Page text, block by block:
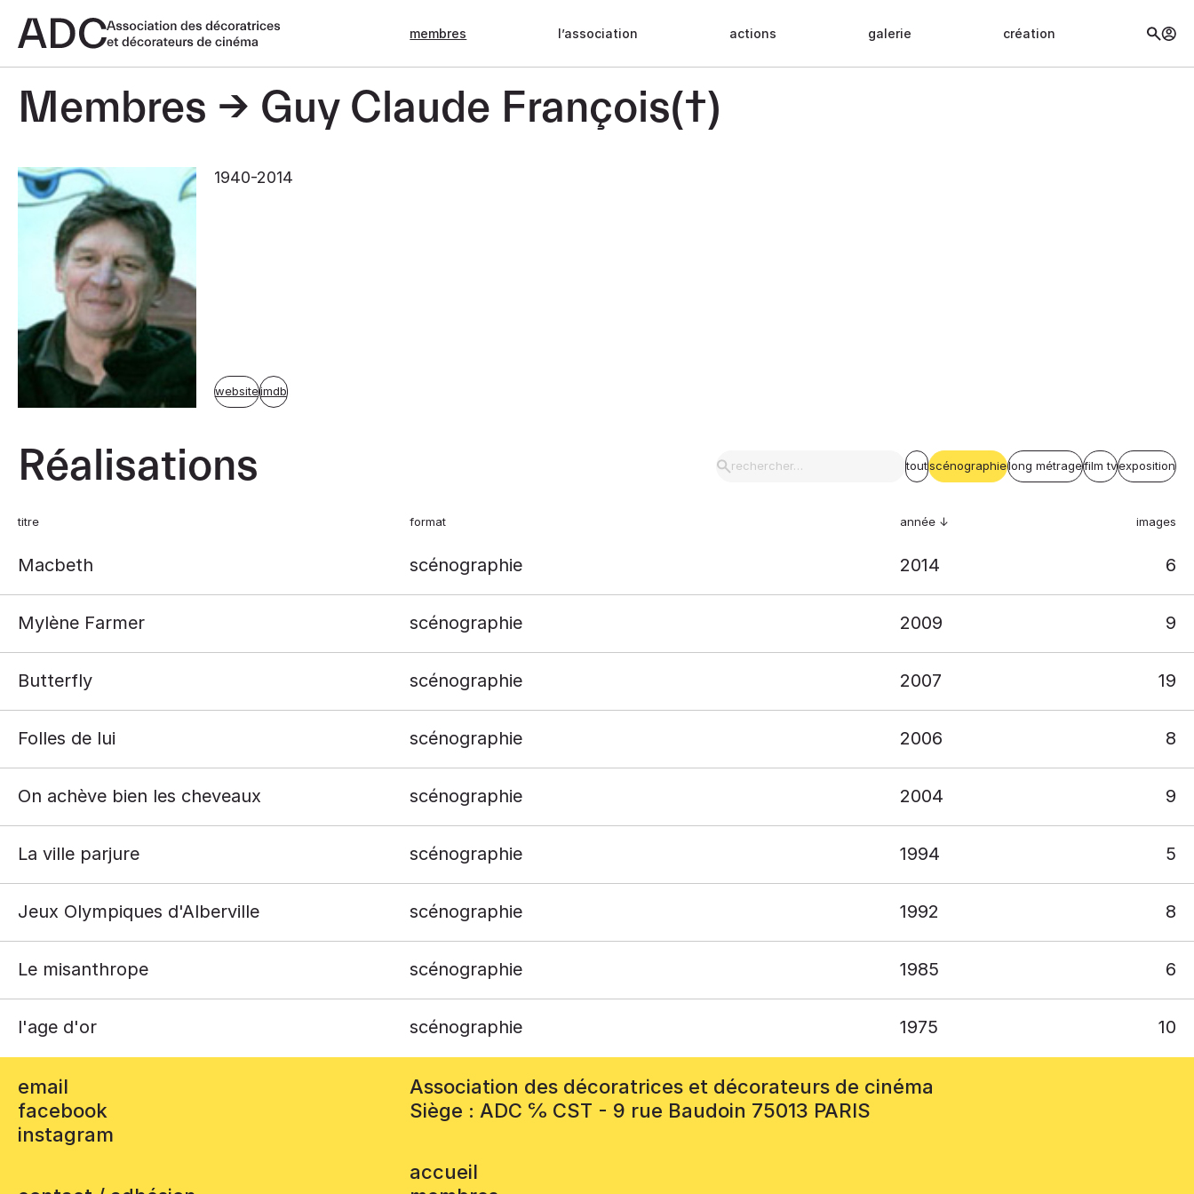
membres l’association actions galerie création
Membres Guy Claude François(†)
1940-2014
websiteimdb
Réalisations toutscénographielong métragefilm tvexposition
titre format année images
Macbeth scénographie 2014 6
Mylène Farmer scénographie 2009 9
Butterfly scénographie 2007 19
Folles de lui scénographie 2006 8
On achève bien les cheveaux scénographie 2004 9
La ville parjure scénographie 1994 5
Jeux Olympiques d'Alberville scénographie 1992 8
Le misanthrope scénographie 1985 6
l'age d'or scénographie 1975 10
email
facebook
instagram
Association des décoratrices et décorateurs de cinéma
Siège : ADC ℅ CST - 9 rue Baudoin 75013 PARIS
accueil